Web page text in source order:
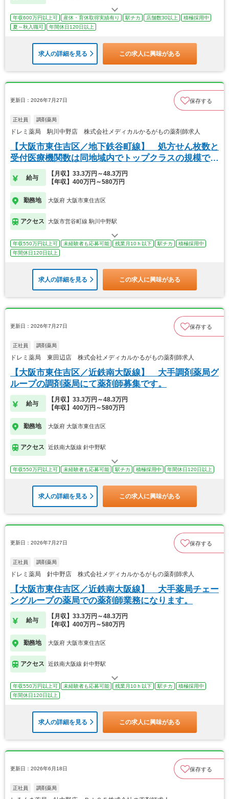
年収600万円以上可 産休・育休取得実績有り 駅チカ 店舗数30以上
積極採用中
夏～秋入職可
年間休日120日以上
求人の詳細を見る この求人に興味がある
更新日：2026年7月27日 保存する
正社員 調剤薬局
ドレミ薬局 駒川中野店 株式会社メディカルかるがもの薬剤師求人
【大阪市東住吉区／地下鉄谷町線】 処方せん枚数と
受付医療機関数は同地域内でトップクラスの規模で
す。
給与
【月収】33.3万円～48.3万円
【年収】400万円～580万円
勤務地 大阪府 大阪市東住吉区
アクセス 大阪市営谷町線 駒川中野駅
年収550万円以上可 未経験者も応募可能 残業月10ｈ以下 駅チカ
積極採用中
年間休日120日以上
求人の詳細を見る この求人に興味がある
更新日：2026年7月27日 保存する
正社員 調剤薬局
ドレミ薬局 東田辺店 株式会社メディカルかるがもの薬剤師求人
【大阪市東住吉区／近鉄南大阪線】 大手調剤薬局グ
ループの調剤薬局にて薬剤師募集です。
給与
【月収】33.3万円～48.3万円
【年収】400万円～580万円
勤務地 大阪府 大阪市東住吉区
アクセス 近鉄南大阪線 針中野駅
年収550万円以上可 未経験者も応募可能 駅チカ 積極採用中 年間休日120日以上
求人の詳細を見る この求人に興味がある
更新日：2026年7月27日 保存する
正社員 調剤薬局
ドレミ薬局 針中野店 株式会社メディカルかるがもの薬剤師求人
【大阪市東住吉区／近鉄南大阪線】 大手薬局チェー
ングループの薬局での薬剤師業務になります。
給与
【月収】33.3万円～48.3万円
【年収】400万円～580万円
勤務地 大阪府 大阪市東住吉区
アクセス 近鉄南大阪線 針中野駅
年収550万円以上可 未経験者も応募可能 残業月10ｈ以下 駅チカ
積極採用中
年間休日120日以上
求人の詳細を見る この求人に興味がある
更新日：2026年6月18日 保存する
正社員 調剤薬局